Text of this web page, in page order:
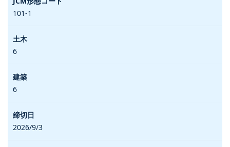
101-1
6
6
2026/9/3